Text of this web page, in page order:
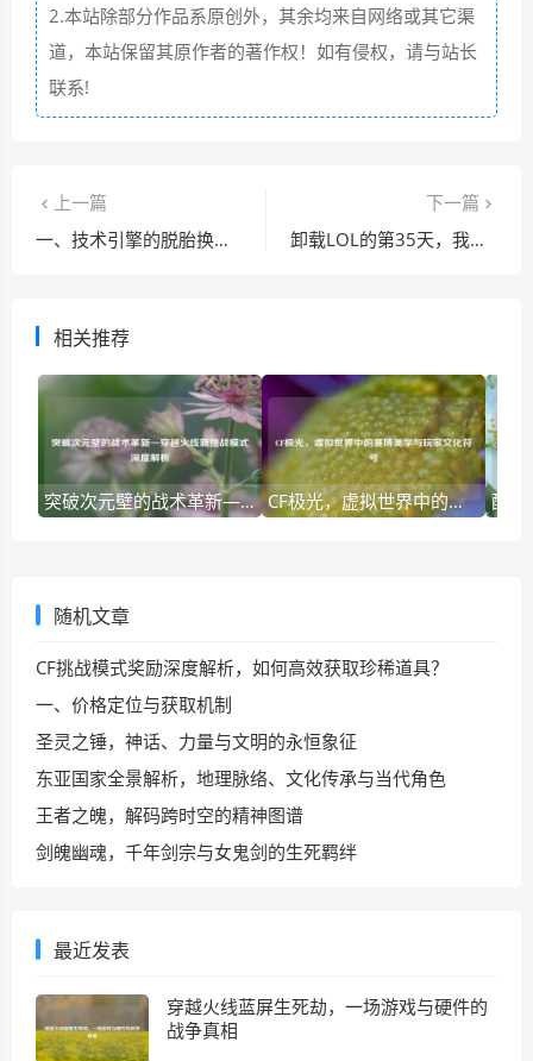
2.本站除部分作品系原创外，其余均来自网络或其它渠
道，本站保留其原作者的著作权！如有侵权，请与站长
联系!
上一篇
一、技术引擎的脱胎换骨之路
下一篇
卸载LOL的第35天，我在真实世界里拿了一血
相关推荐
突破次元壁的战术革新—穿越火线新挑战模式深度解析 CF极光，虚拟世界中的赛博美学与玩家文化符号
随机文章
CF挑战模式奖励深度解析，如何高效获取珍稀道具？
一、价格定位与获取机制
圣灵之锤，神话、力量与文明的永恒象征
东亚国家全景解析，地理脉络、文化传承与当代角色
王者之魄，解码跨时空的精神图谱
剑魄幽魂，千年剑宗与女鬼剑的生死羁绊
最近发表
穿越火线蓝屏生死劫，一场游戏与硬件的
战争真相